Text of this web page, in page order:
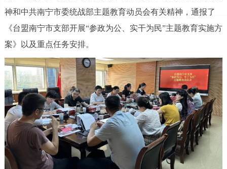
神和中共南宁市委统战部主题教育动员会有关精神，通报了
《台盟南宁市支部开展“参政为公、实干为民”主题教育实施方
案》以及重点任务安排。